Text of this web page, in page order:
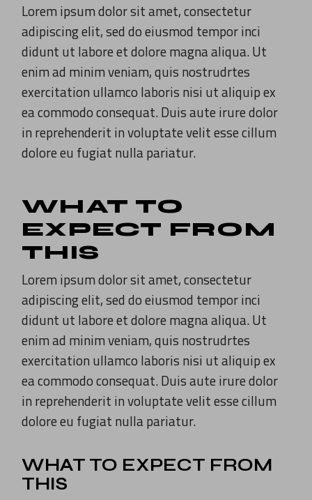
Lorem ipsum dolor sit amet, consectetur
adipiscing elit, sed do eiusmod tempor inci
didunt ut labore et dolore magna aliqua. Ut
enim ad minim veniam, quis nostrudrtes
exercitation ullamco laboris nisi ut aliquip ex
ea commodo consequat. Duis aute irure dolor
in reprehenderit in voluptate velit esse cillum
dolore eu fugiat nulla pariatur.
WHAT TO
EXPECT FROM
THIS
Lorem ipsum dolor sit amet, consectetur
adipiscing elit, sed do eiusmod tempor inci
didunt ut labore et dolore magna aliqua. Ut
enim ad minim veniam, quis nostrudrtes
exercitation ullamco laboris nisi ut aliquip ex
ea commodo consequat. Duis aute irure dolor
in reprehenderit in voluptate velit esse cillum
dolore eu fugiat nulla pariatur.
WHAT TO EXPECT FROM
THIS